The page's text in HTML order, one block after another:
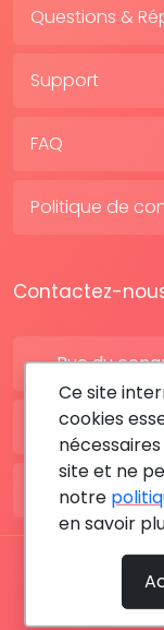
Questions &
Support
FAQ
Politique de
Contactez-
Rue du
BE: +32
FR: +33
Tous les droits
Ce site
cookies
site et ne
notre
en savoir